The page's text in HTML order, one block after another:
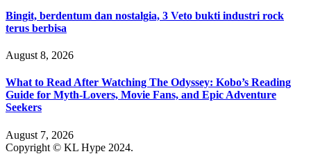
Bingit, berdentum dan nostalgia, 3 Veto bukti industri rock
terus berbisa
August 8, 2026
What to Read After Watching The Odyssey: Kobo’s Reading
Guide for Myth-Lovers, Movie Fans, and Epic Adventure
Seekers
August 7, 2026
Copyright © KL Hype 2024.